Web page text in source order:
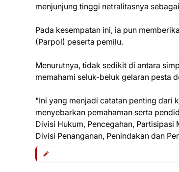
menjunjung tinggi netralitasnya
Pada kesempatan ini, ia pun
(Parpol) peserta pemilu.
Menurutnya, tidak sedikit di antara
memahami seluk-beluk gelaran pesta
"Ini yang menjadi catatan penting dari
menyebarkan pemahaman serta
Divisi Hukum, Pencegahan,
Divisi Penanganan, Penindakan dan